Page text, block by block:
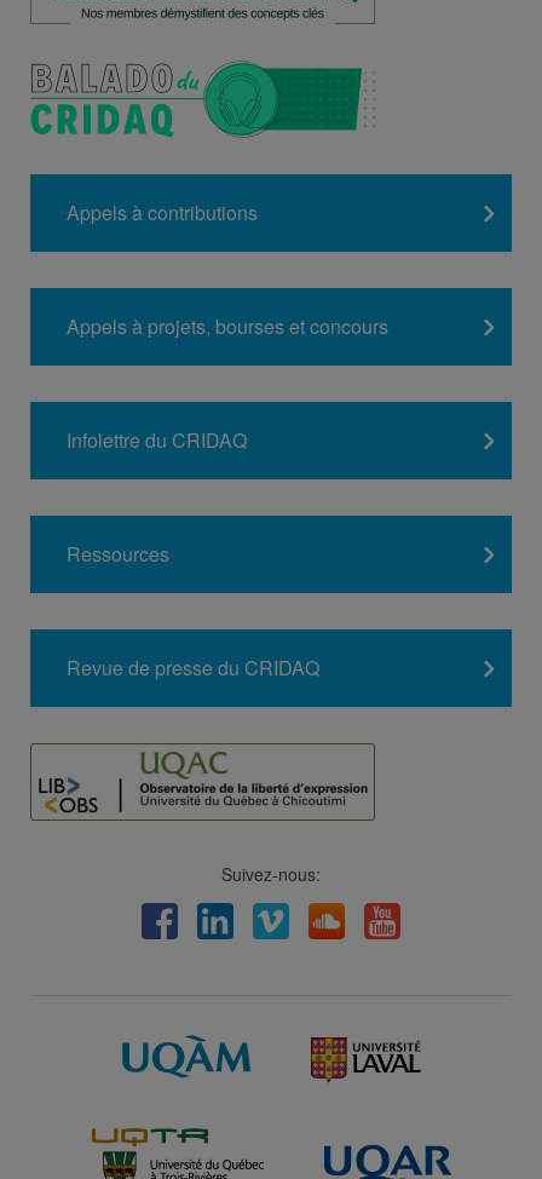
Appels à contributions
Appels à projets, bourses et concours
Infolettre du CRIDAQ
Ressources
Revue de presse du CRIDAQ
Suivez-nous:
FacebookLinkedInViméo Soundcloud
Youtube